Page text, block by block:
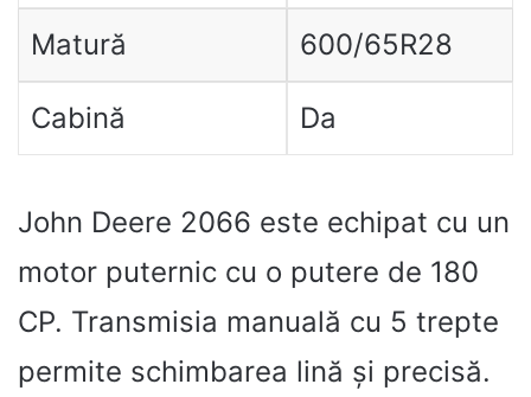
Matură 600/65R28
Cabină Da
John Deere 2066 este echipat cu un
motor puternic cu o putere de 180
CP. Transmisia manuală cu 5 trepte
permite schimbarea lină și precisă.